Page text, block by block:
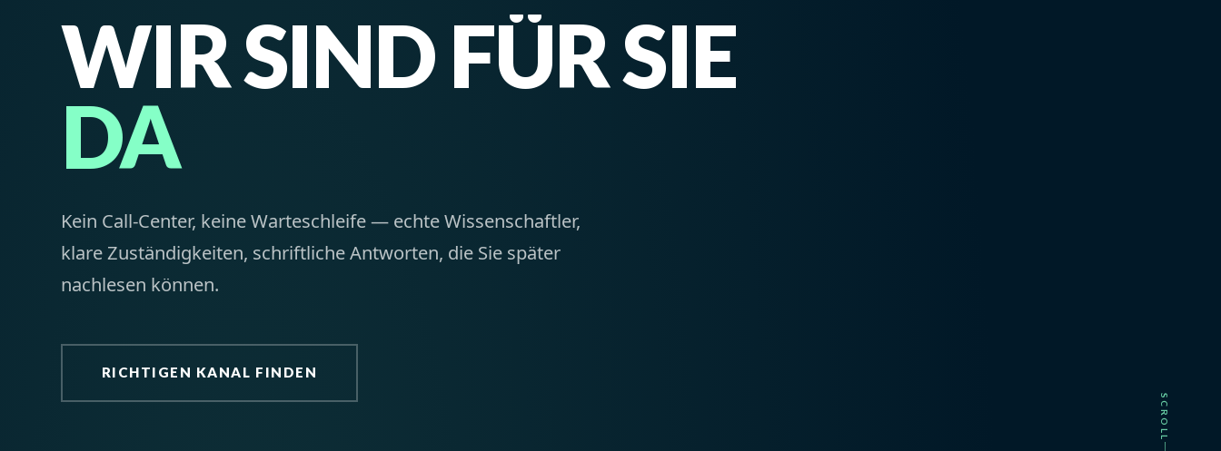
WIR SIND FÜR SIE
DA
Kein Call-Center, keine Warteschleife — echte Wissenschaftler,
klare Zuständigkeiten, schriftliche Antworten, die Sie später
nachlesen können.
RICHTIGEN KANAL FINDEN
SCROLL